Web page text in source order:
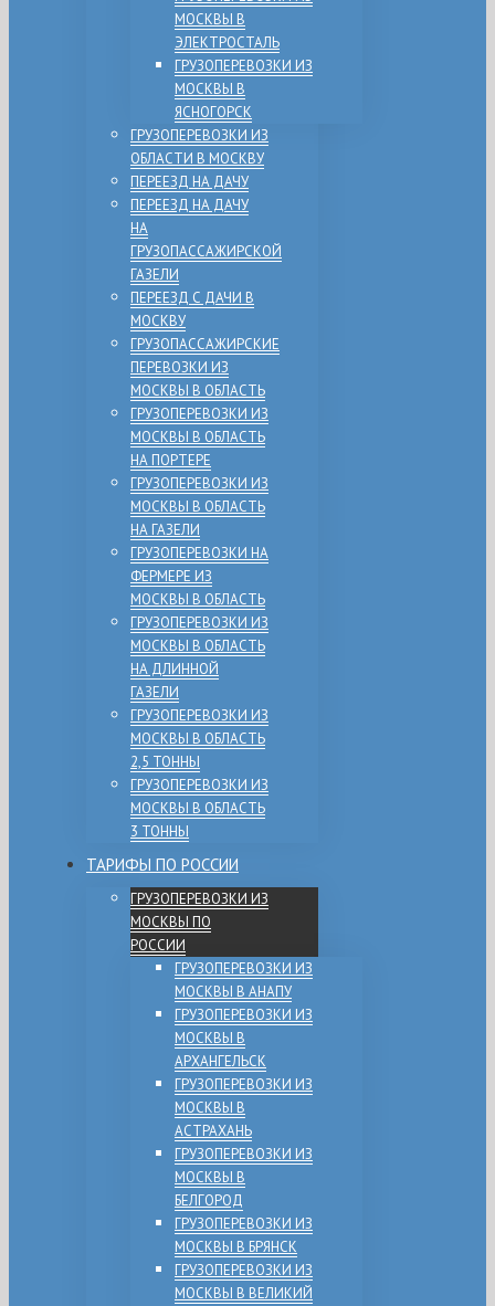
МОСКВЫ В
ЭЛЕКТРОСТАЛЬ
ГРУЗОПЕРЕВОЗКИ ИЗ
МОСКВЫ В
ЯСНОГОРСК
ГРУЗОПЕРЕВОЗКИ ИЗ
ОБЛАСТИ В МОСКВУ
ПЕРЕЕЗД НА ДАЧУ
ПЕРЕЕЗД НА ДАЧУ
НА
ГРУЗОПАССАЖИРСКОЙ
ГАЗЕЛИ
ПЕРЕЕЗД С ДАЧИ В
МОСКВУ
ГРУЗОПАССАЖИРСКИЕ
ПЕРЕВОЗКИ ИЗ
МОСКВЫ В ОБЛАСТЬ
ГРУЗОПЕРЕВОЗКИ ИЗ
МОСКВЫ В ОБЛАСТЬ
НА ПОРТЕРЕ
ГРУЗОПЕРЕВОЗКИ ИЗ
МОСКВЫ В ОБЛАСТЬ
НА ГАЗЕЛИ
ГРУЗОПЕРЕВОЗКИ НА
ФЕРМЕРЕ ИЗ
МОСКВЫ В ОБЛАСТЬ
ГРУЗОПЕРЕВОЗКИ ИЗ
МОСКВЫ В ОБЛАСТЬ
НА ДЛИННОЙ
ГАЗЕЛИ
ГРУЗОПЕРЕВОЗКИ ИЗ
МОСКВЫ В ОБЛАСТЬ
2,5 ТОННЫ
ГРУЗОПЕРЕВОЗКИ ИЗ
МОСКВЫ В ОБЛАСТЬ
3 ТОННЫ
ТАРИФЫ ПО РОССИИ
ГРУЗОПЕРЕВОЗКИ ИЗ
МОСКВЫ ПО
РОССИИ
ГРУЗОПЕРЕВОЗКИ ИЗ
МОСКВЫ В АНАПУ
ГРУЗОПЕРЕВОЗКИ ИЗ
МОСКВЫ В
АРХАНГЕЛЬСК
ГРУЗОПЕРЕВОЗКИ ИЗ
МОСКВЫ В
АСТРАХАНЬ
ГРУЗОПЕРЕВОЗКИ ИЗ
МОСКВЫ В
БЕЛГОРОД
ГРУЗОПЕРЕВОЗКИ ИЗ
МОСКВЫ В БРЯНСК
ГРУЗОПЕРЕВОЗКИ ИЗ
МОСКВЫ В ВЕЛИКИЙ